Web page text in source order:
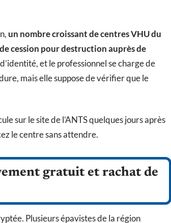
un nombre croissant de centres VHU du
cession pour destruction auprès de
et le professionnel se charge de
mais elle suppose de vérifier que le
sur le site de l’ANTS quelques jours après
le centre sans attendre.
gratuit et rachat de
Plusieurs épavistes de la région